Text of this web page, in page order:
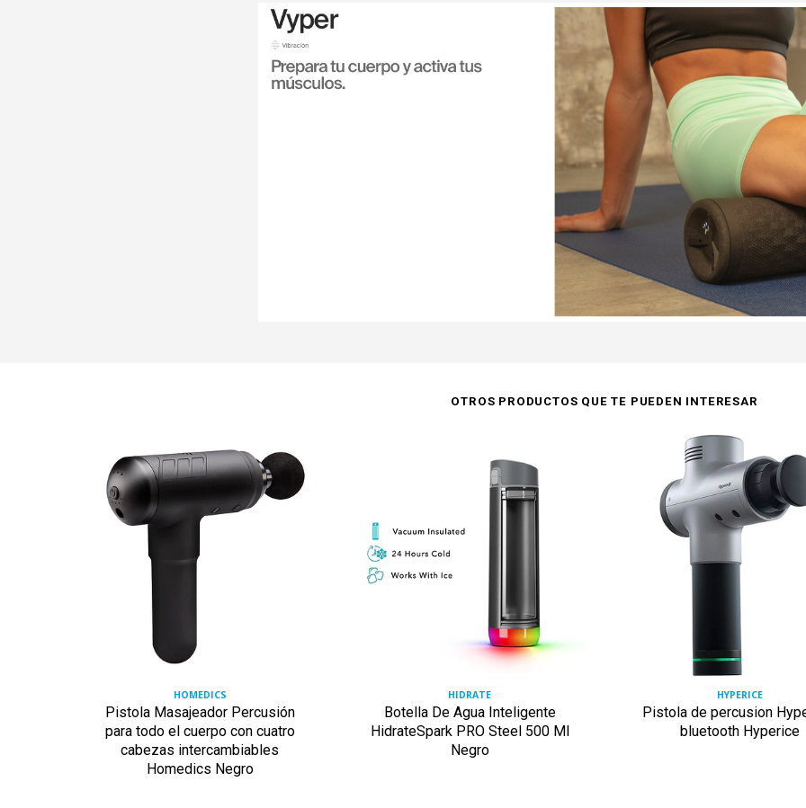
OTROS PRODUCTOS QUE TE PUEDEN INTERESAR
HOMEDICS
Pistola Masajeador Percusión
para todo el cuerpo con cuatro
cabezas intercambiables
Homedics Negro
HIDRATE
Botella De Agua Inteligente
HidrateSpark PRO Steel 500 Ml
Negro
HYPERICE
Pistola de percusion
bluetooth Hyperice